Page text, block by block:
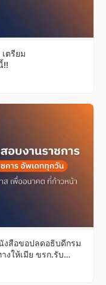
ตรียม
!!
งสือขอปลดอธิบดีกรม
งให้เมีย ขรก.รับ